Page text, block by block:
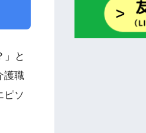
」と
護職
ピソ